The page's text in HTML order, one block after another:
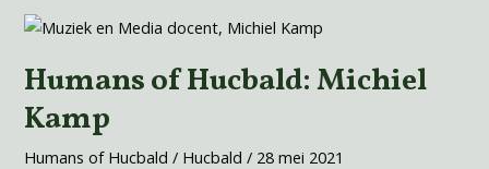
Humans of Hucbald: Michiel
Kamp
Humans of Hucbald / Hucbald/ 28 mei 2021
Humans
Hucbald:
Michiel
Kamp